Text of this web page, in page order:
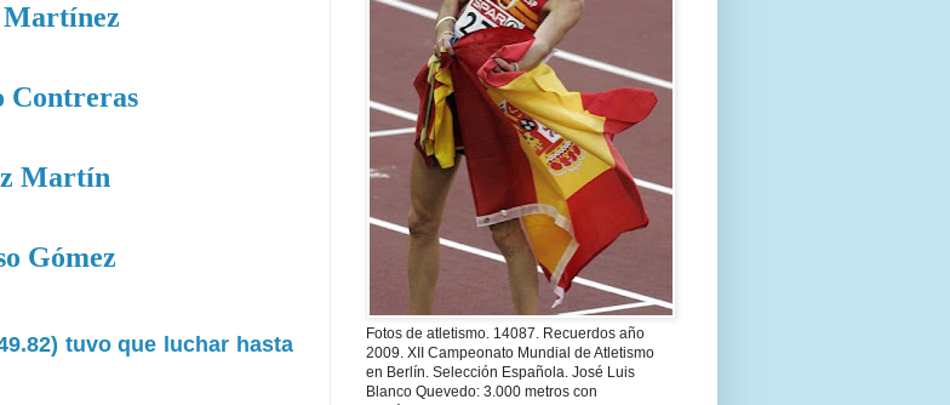
Martínez
Contreras
Martín
Gómez
tuvo que luchar hasta
Fotos de atletismo. 14087. Recuerdos año
2009. XII Campeonato Mundial de Atletismo
en Berlín. Selección Española. José Luis
Blanco Quevedo: 3.000 metros con